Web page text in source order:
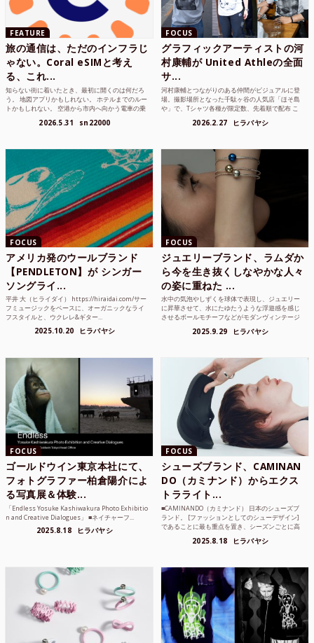
FEATURE
旅の通信は、ただのインフラじ
ゃない。Coral eSIMと考え
る、これ...
知らない街に着いたとき、最初に開くのは何だろ
う。 地図アプリかもしれない。 ホテルまでのルー
トかもしれない。 空港から市内へ向かう電車の乗
2026.5.31 sn22000
FOCUS
グラフィックアーティストの河
村康輔が United Athleの全面
サ...
河村康輔とつながりのある仲間がビジュアルに登
場。撮影場所となった千駄ヶ谷の人気店「ほそ島
や」で、Tシャツ各種が限定数、先着順で配布 こ
2026.2.27 ヒラバヤシ
FOCUS
アメリカ発のウールブランド
【PENDLETON】が シンガー
ソングライ...
平井 大（ヒライダイ） https://hiraidai.com/サー
フミュージックをベースに、オーガニックなライ
フスタイルと、ウクレレ&ギター...
2025.10.20 ヒラバヤシ
FOCUS
ジュエリーブランド、ラムダか
ら今を生き抜くしなやかな人々
の姿に重ねた ...
水中の気泡やしずくを球体で表現し、ジュエリー
に昇華させて、水にたゆたうような浮遊感を感じ
させるボールモチーフなどがモダンヴィンテージ
2025.9.29 ヒラバヤシ
FOCUS
ゴールドウイン東京本社にて、
フォトグラファー柏倉陽介によ
る写真展＆体験...
「Endless Yosuke Kashiwakura Photo Exhibitio
n and Creative Dialogues」 ■ネイチャーフ...
2025.8.18 ヒラバヤシ
FOCUS
シューズブランド、CAMINAN
DO（カミナンド）からエクス
トラライト...
■CAMINANDO（カミナンド） 日本のシューズブ
ランド。 [ファッションとしてのシューデザイン]
であることに最も重点を置き、シーズンごとに高
2025.8.18 ヒラバヤシ